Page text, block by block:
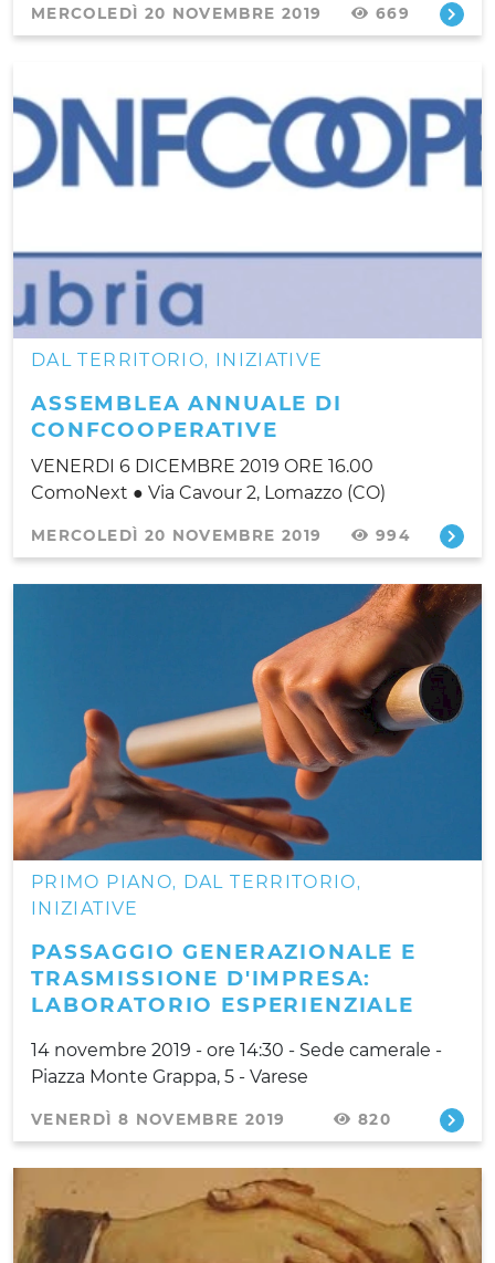
MERCOLEDÌ 20 NOVEMBRE 2019 669
DAL TERRITORIO, INIZIATIVE
ASSEMBLEA ANNUALE DI
CONFCOOPERATIVE
VENERDI 6 DICEMBRE 2019 ORE 16.00
ComoNext ● Via Cavour 2, Lomazzo (CO)
MERCOLEDÌ 20 NOVEMBRE 2019 994
PRIMO PIANO, DAL TERRITORIO,
INIZIATIVE
PASSAGGIO GENERAZIONALE E
TRASMISSIONE D'IMPRESA:
LABORATORIO ESPERIENZIALE
14 novembre 2019 - ore 14:30 - Sede camerale -
Piazza Monte Grappa, 5 - Varese
VENERDÌ 8 NOVEMBRE 2019 820